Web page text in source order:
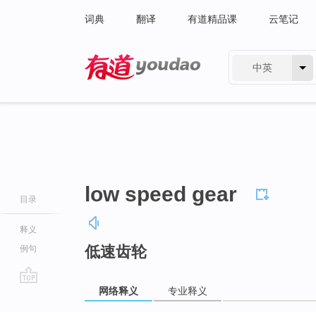
词典 翻译 有道精品课 云笔记
中英
目录
释义
例句
low speed gear
低速齿轮
网络释义 专业释义